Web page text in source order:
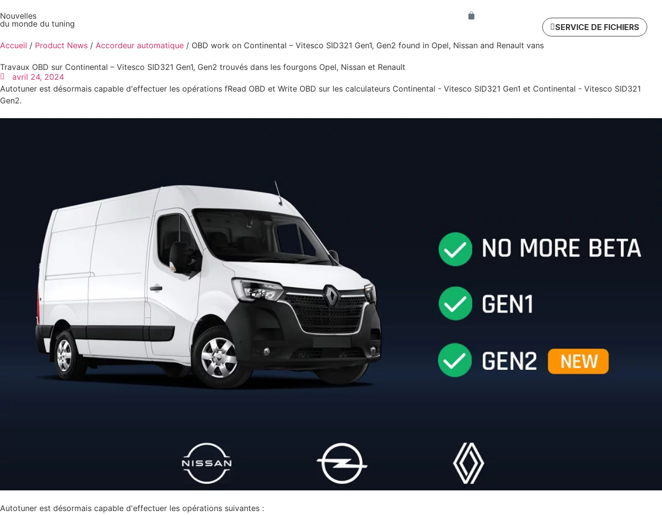
SERVICE DE FICHIERS
Nouvelles
du monde du tuning
Accueil / Product News / Accordeur automatique / OBD work on Continental – Vitesco SID321 Gen1, Gen2 found in Opel, Nissan and Renault vans
Travaux OBD sur Continental – Vitesco SID321 Gen1, Gen2 trouvés dans les fourgons Opel, Nissan et Renault
avril 24, 2024
Autotuner est désormais capable d'effectuer les opérations fRead OBD et Write OBD sur les calculateurs Continental - Vitesco SID321 Gen1 et Continental - Vitesco SID321
Gen2.
Autotuner est désormais capable d'effectuer les opérations suivantes :